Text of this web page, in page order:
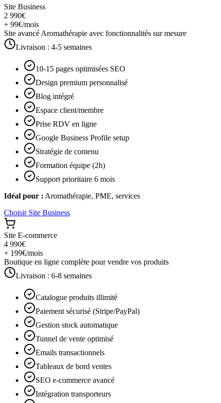
Site Business
2 990€
+ 99€/mois
Site avancé Aromathérapie avec fonctionnalités sur mesure
Livraison : 4-5 semaines
10-15 pages optimisées SEO
Design premium personnalisé
Blog intégré
Espace client/membre
Prise RDV en ligne
Google Business Profile setup
Stratégie de contenu
Formation équipe (2h)
Support prioritaire 6 mois
Idéal pour : Aromathérapie, PME, services
Choisir Site Business
Site E-commerce
4 990€
+ 199€/mois
Boutique en ligne complète pour vendre vos produits
Livraison : 6-8 semaines
Catalogue produits illimité
Paiement sécurisé (Stripe/PayPal)
Gestion stock automatique
Tunnel de vente optimisé
Emails transactionnels
Tableaux de bord ventes
SEO e-commerce avancé
Intégration transporteurs